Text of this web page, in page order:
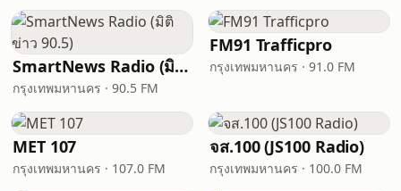
SmartNews Radio (มิติข่าว 90.5)
กรุงเทพมหานคร · 90.5 FM
FM91 Trafficpro
กรุงเทพมหานคร · 91.0 FM
MET 107
กรุงเทพมหานคร · 107.0 FM
จส.100 (JS100 Radio)
กรุงเทพมหานคร · 100.0 FM